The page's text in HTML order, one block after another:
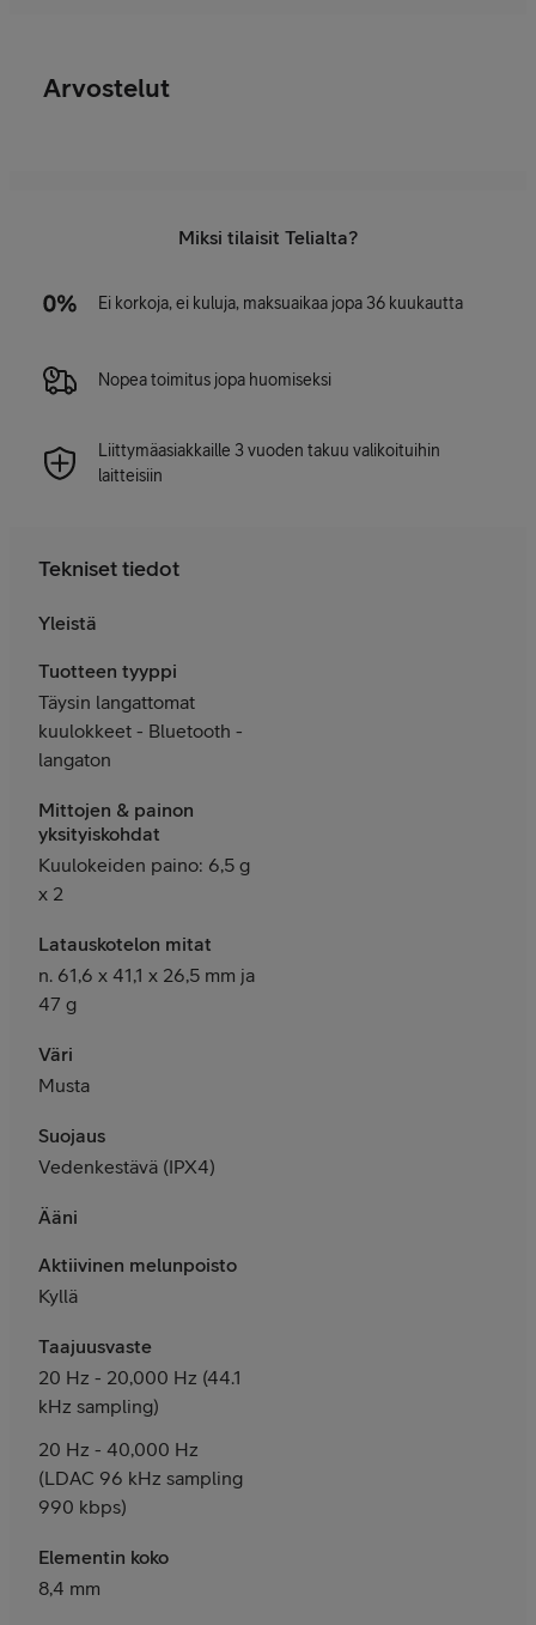
Arvostelut
Miksi tilaisit Telialta?
Ei korkoja, ei kuluja, maksuaikaa jopa 36 kuukautta
Nopea toimitus jopa huomiseksi
Liittymäasiakkaille 3 vuoden takuu valikoituihin
laitteisiin
Tekniset tiedot
Yleistä
Tuotteen tyyppi
Täysin langattomat
kuulokkeet - Bluetooth -
langaton
Mittojen & painon
yksityiskohdat
Kuulokeiden paino: 6,5 g
x 2
Latauskotelon mitat
n. 61,6 x 41,1 x 26,5 mm ja
47 g
Väri
Musta
Suojaus
Vedenkestävä (IPX4)
Ääni
Aktiivinen melunpoisto
Kyllä
Taajuusvaste
20 Hz - 20,000 Hz (44.1
kHz sampling)
20 Hz - 40,000 Hz
(LDAC 96 kHz sampling
990 kbps)
Elementin koko
8,4 mm